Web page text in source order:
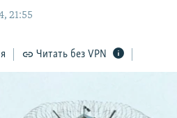
21:55
Читать без VPN